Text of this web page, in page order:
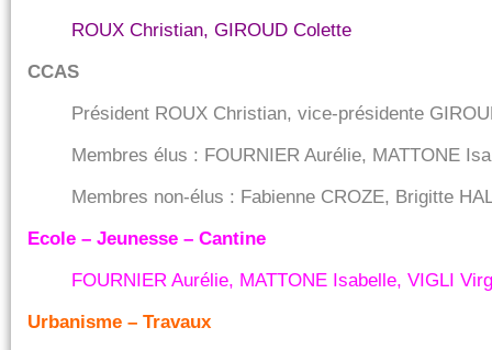
ROUX Christian, GIROUD Colette
CCAS
Président ROUX Christian, vice-présidente
Membres élus : FOURNIER Aurélie, MATTONE
Membres non-élus : Fabienne CROZE, Brigitte
Ecole – Jeunesse – Cantine
FOURNIER Aurélie, MATTONE Isabelle, VIGLI
Urbanisme – Travaux